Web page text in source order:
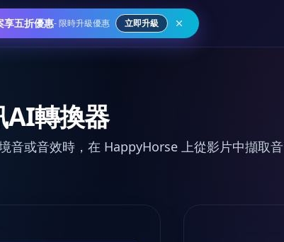
享五折優惠-限時升級優惠 立即升級
AI轉換器
音或音效時，在 HappyHorse 上從影片中擷取音